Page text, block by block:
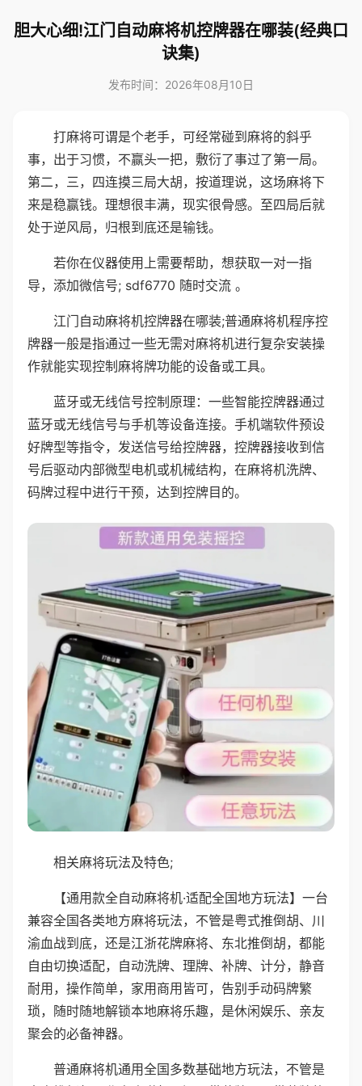
胆大心细!江门自动麻将机控牌器在哪装(经典口
诀集)
发布时间：2026年08月10日
打麻将可谓是个老手，可经常碰到麻将的斜乎
事，出于习惯，不赢头一把，敷衍了事过了第一局。
第二，三，四连摸三局大胡，按道理说，这场麻将下
来是稳赢钱。理想很丰满，现实很骨感。至四局后就
处于逆风局，归根到底还是输钱。
若你在仪器使用上需要帮助，想获取一对一指
导，添加微信号; sdf6770 随时交流 。
江门自动麻将机控牌器在哪装;普通麻将机程序控
牌器一般是指通过一些无需对麻将机进行复杂安装操
作就能实现控制麻将牌功能的设备或工具。
蓝牙或无线信号控制原理：一些智能控牌器通过
蓝牙或无线信号与手机等设备连接。手机端软件预设
好牌型等指令，发送信号给控牌器，控牌器接收到信
号后驱动内部微型电机或机械结构，在麻将机洗牌、
码牌过程中进行干预，达到控牌目的。
相关麻将玩法及特色;
【通用款全自动麻将机·适配全国地方玩法】一台
兼容全国各类地方麻将玩法，不管是粤式推倒胡、川
渝血战到底，还是江浙花牌麻将、东北推倒胡，都能
自由切换适配，自动洗牌、理牌、补牌、计分，静音
耐用，操作简单，家用商用皆可，告别手动码牌繁
琐，随时随地解锁本地麻将乐趣，是休闲娱乐、亲友
聚会的必备神器。
普通麻将机通用全国多数基础地方玩法，不管是